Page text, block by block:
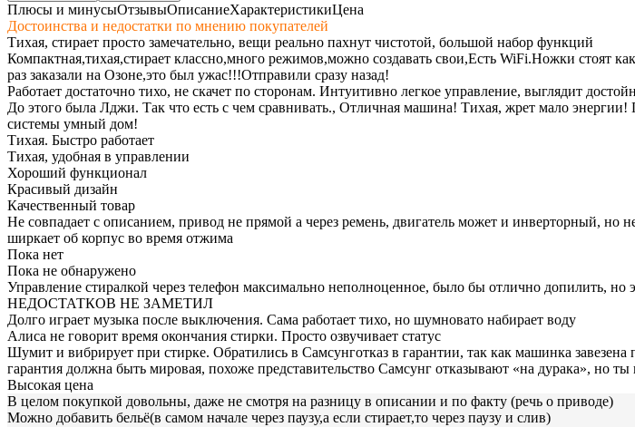
Плюсы и минусыОтзывыОписаниеХарактеристикиЦена
Достоинства и недостатки по мнению покупателей
Тихая, стирает просто замечательно, вещи реально пахнут чистотой, большой набор функций
Компактная,тихая,стирает классно,много режимов,можно создавать свои,Есть WiFi.Ножки стоят
раз заказали на Озоне,это был ужас!!!Отправили сразу назад!
Работает достаточно тихо, не скачет по сторонам. Интуитивно легкое управление, выглядит
До этого была Лджи. Так что есть с чем сравнивать., Отличная машина! Тихая, жрет мало
системы умный дом!
Тихая. Быстро работает
Тихая, удобная в управлении
Хороший функционал
Красивый дизайн
Качественный товар
Не совпадает с описанием, привод не прямой а через ремень, двигатель может и инверторный, но
ширкает об корпус во время отжима
Пока нет
Пока не обнаружено
Управление стиралкой через телефон максимально неполноценное, было бы отлично допилить,
НЕДОСТАТКОВ НЕ ЗАМЕТИЛ
Долго играет музыка после выключения. Сама работает тихо, но шумновато набирает воду
Алиса не говорит время окончания стирки. Просто озвучивает статус
Шумит и вибрирует при стирке. Обратились в Самсунготказ в гарантии, так как машинка
гарантия должна быть мировая, похоже представительство Самсунг отказывают «на дурака», но
Высокая цена
В целом покупкой довольны, даже не смотря на разницу в описании и по факту (речь о приводе)
Можно добавить бельё(в самом начале через паузу,а если стирает,то через паузу и слив)